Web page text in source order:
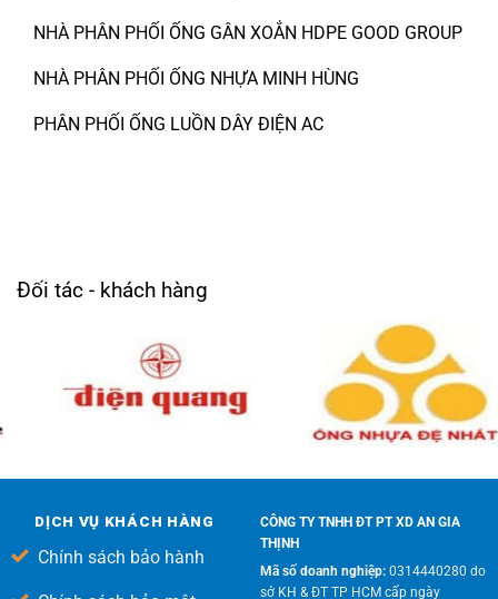
NHÀ PHÂN PHỐI ỐNG GÂN XOẮN HDPE GOOD GROUP
NHÀ PHÂN PHỐI ỐNG NHỰA MINH HÙNG
PHÂN PHỐI ỐNG LUỒN DÂY ĐIỆN AC
Đối tác - khách hàng
DỊCH VỤ KHÁCH HÀNG
Chính sách bảo hành
CÔNG TY TNHH ĐT PT XD AN GIA
THỊNH
Mã số doanh nghiệp:0314440280 do
sở KH & ĐT TP HCM cấp ngày